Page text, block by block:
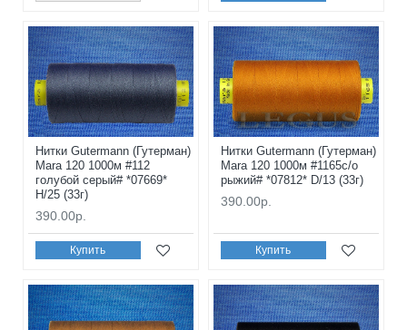
Нитки Gutermann (Гутерман)
Mara 120 1000м #112
голубой серый# *07669*
H/25 (33г)
390.00р.
Купить
Нитки Gutermann (Гутерман)
Mara 120 1000м #1165с/о
рыжий# *07812* D/13 (33г)
390.00р.
Купить